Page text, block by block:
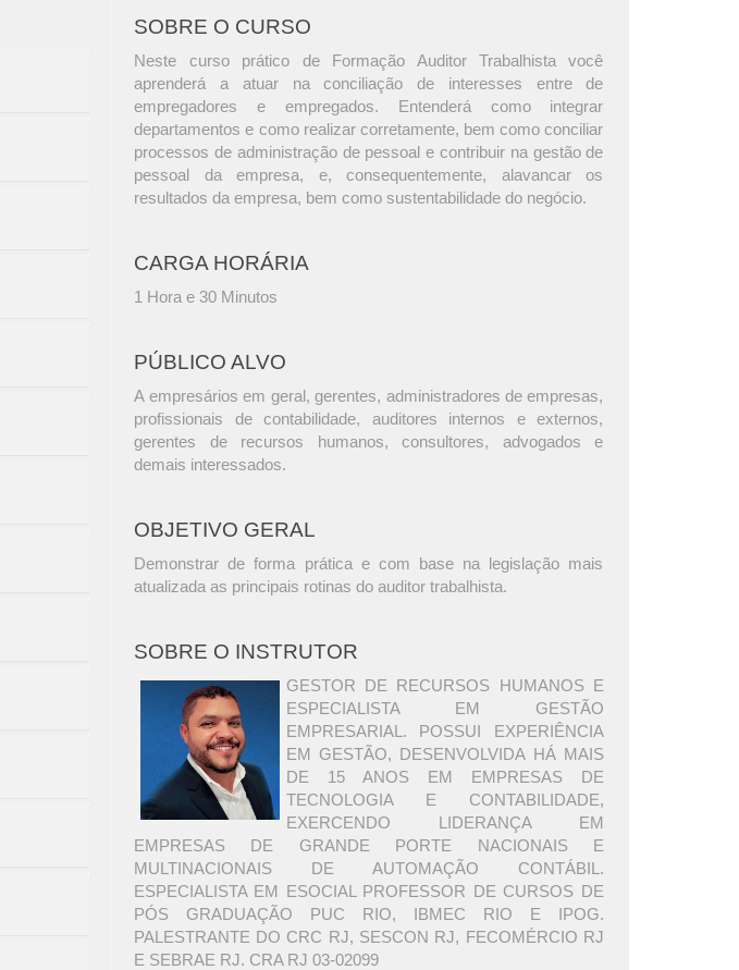
SOBRE O CURSO
Neste curso prático de Formação Auditor Trabalhista você
aprenderá a atuar na conciliação de interesses entre de
empregadores e empregados. Entenderá como integrar
departamentos e como realizar corretamente, bem como conciliar
processos de administração de pessoal e contribuir na gestão de
pessoal da empresa, e, consequentemente, alavancar os
resultados da empresa, bem como sustentabilidade do negócio.
CARGA HORÁRIA
1 Hora e 30 Minutos
PÚBLICO ALVO
A empresários em geral, gerentes, administradores de empresas,
profissionais de contabilidade, auditores internos e externos,
gerentes de recursos humanos, consultores, advogados e
demais interessados.
OBJETIVO GERAL
Demonstrar de forma prática e com base na legislação mais
atualizada as principais rotinas do auditor trabalhista.
SOBRE O INSTRUTOR
GESTOR DE RECURSOS HUMANOS E
ESPECIALISTA EM GESTÃO
EMPRESARIAL. POSSUI EXPERIÊNCIA
EM GESTÃO, DESENVOLVIDA HÁ MAIS
DE 15 ANOS EM EMPRESAS DE
TECNOLOGIA E CONTABILIDADE,
EXERCENDO LIDERANÇA EM
EMPRESAS DE GRANDE PORTE NACIONAIS E
MULTINACIONAIS DE AUTOMAÇÃO CONTÁBIL.
ESPECIALISTA EM ESOCIAL PROFESSOR DE CURSOS DE
PÓS GRADUAÇÃO PUC RIO, IBMEC RIO E IPOG.
PALESTRANTE DO CRC RJ, SESCON RJ, FECOMÉRCIO RJ
E SEBRAE RJ. CRA RJ 03-02099